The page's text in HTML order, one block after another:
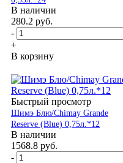
В наличии
280.2 руб.
-
+
В корзину
Быстрый просмотр
Шимэ Блю/Chimay Grande
Reserve (Blue) 0,75л.*12
В наличии
1568.8 руб.
-